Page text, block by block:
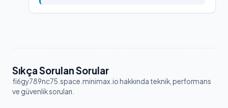
Sıkça Sorulan Sorular
fi6gy789nc75.space.minimax.io hakkında teknik, performans
ve güvenlik soruları.